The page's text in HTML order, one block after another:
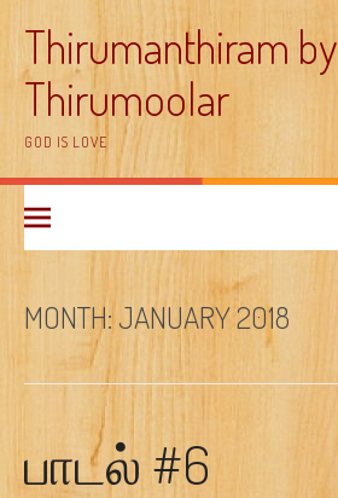
contentThirumanthiram by
Thirumoolar
GOD IS LOVE
MONTH: JANUARY 2018
பாடல் #6